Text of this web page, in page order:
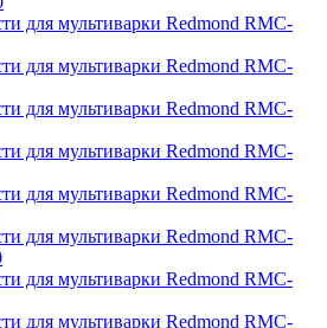
для мультиварки Redmond RMC-
для мультиварки Redmond RMC-
для мультиварки Redmond RMC-
для мультиварки Redmond RMC-
для мультиварки Redmond RMC-
для мультиварки Redmond RMC-
для мультиварки Redmond RMC-
для мультиварки Redmond RMC-